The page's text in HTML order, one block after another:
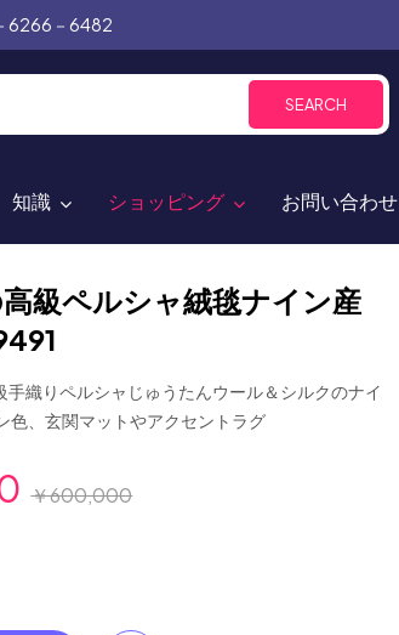
6266－6482
SEARCH
知識 ショッピング お問い合わせ
級ペルシャ絨毯ナイン産
織りペルシャじゅうたんウール＆シルクのナイ
色、玄関マットやアクセントラグ
￥600,000